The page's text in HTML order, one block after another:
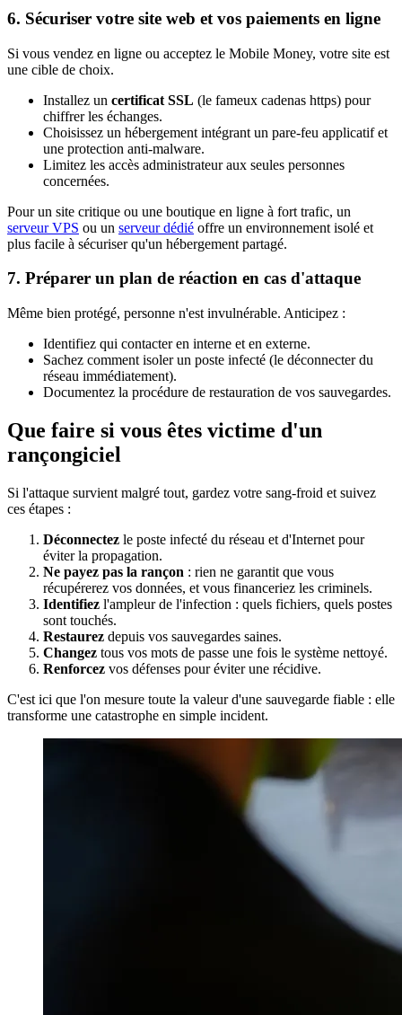
6. Sécuriser votre site web et vos paiements en ligne
Si vous vendez en ligne ou acceptez le Mobile Money, votre site est
une cible de choix.
Installez un certificat SSL (le fameux cadenas https) pour
chiffrer les échanges.
Choisissez un hébergement intégrant un pare-feu applicatif et
une protection anti-malware.
Limitez les accès administrateur aux seules personnes
concernées.
Pour un site critique ou une boutique en ligne à fort trafic, un
serveur VPS ou un serveur dédié offre un environnement isolé et
plus facile à sécuriser qu'un hébergement partagé.
7. Préparer un plan de réaction en cas d'attaque
Même bien protégé, personne n'est invulnérable. Anticipez :
Identifiez qui contacter en interne et en externe.
Sachez comment isoler un poste infecté (le déconnecter du
réseau immédiatement).
Documentez la procédure de restauration de vos sauvegardes.
Que faire si vous êtes victime d'un
rançongiciel
Si l'attaque survient malgré tout, gardez votre sang-froid et suivez
ces étapes :
Déconnectez le poste infecté du réseau et d'Internet pour
éviter la propagation.
Ne payez pas la rançon : rien ne garantit que vous
récupérerez vos données, et vous financeriez les criminels.
Identifiez l'ampleur de l'infection : quels fichiers, quels postes
sont touchés.
Restaurez depuis vos sauvegardes saines.
Changez tous vos mots de passe une fois le système nettoyé.
Renforcez vos défenses pour éviter une récidive.
C'est ici que l'on mesure toute la valeur d'une sauvegarde fiable : elle
transforme une catastrophe en simple incident.